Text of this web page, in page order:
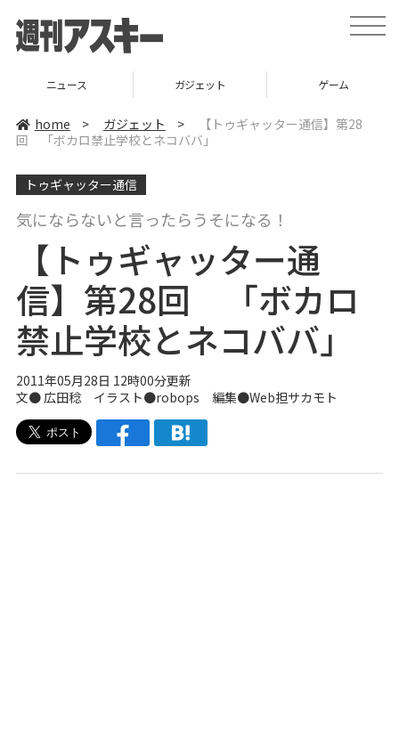
t
o
ニュース ガジェット ゲーム
home > ガジェット >
【トゥギャッター通信】第28
回 「ボカロ禁止学校とネコババ」
トゥギャッター通信
気にならないと言ったらうそになる！
【トゥギャッター通
信】第28回 「ボカロ
禁止学校とネコババ」
2011年05月28日 12時00分更新
文●広田稔イラスト●robops 編集●Web担サカモト